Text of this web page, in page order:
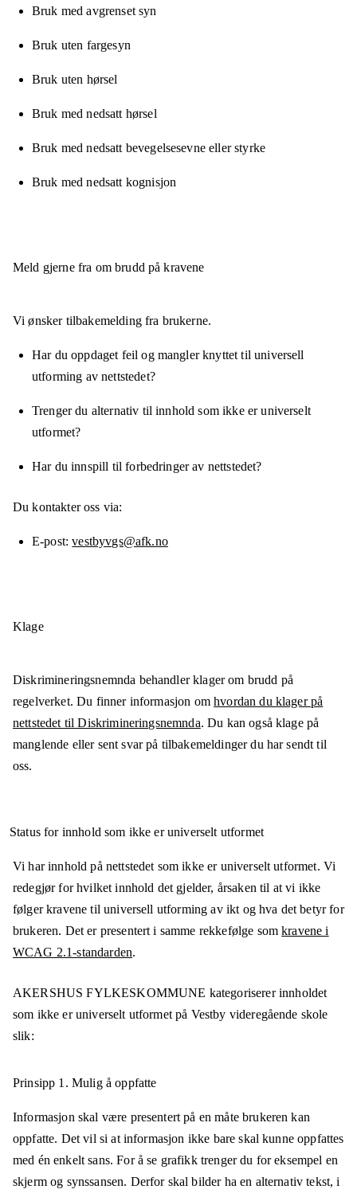
Bruk med avgrenset syn
Bruk uten fargesyn
Bruk uten hørsel
Bruk med nedsatt hørsel
Bruk med nedsatt bevegelsesevne eller styrke
Bruk med nedsatt kognisjon
Meld gjerne fra om brudd på kravene
Vi ønsker tilbakemelding fra brukerne.
Har du oppdaget feil og mangler knyttet til universell
utforming av nettstedet?
Trenger du alternativ til innhold som ikke er universelt
utformet?
Har du innspill til forbedringer av nettstedet?
Du kontakter oss via:
E-post vestbyvgs@afk.no
Klage
Diskrimineringsnemnda behandler klager om brudd på
regelverket. Du finner informasjon omhvordan du klager på
nettstedet til Diskrimineringsnemnda. Du kan også klage på
manglende eller sent svar på tilbakemeldinger du har sendt til
oss.
Status for innhold som ikke er universelt utformet
Vi har innhold på nettstedet som ikke er universelt utformet. Vi
redegjør for hvilket innhold det gjelder, årsaken til at vi ikke
følger kravene til universell utforming av ikt og hva det betyr for
brukeren. Det er presentert i samme rekkefølge somkravene i
WCAG 2.1-standarden.
AKERSHUS FYLKESKOMMUNE kategoriserer innholdet
som ikke er universelt utformet på Vestby videregående skole
slik:
Prinsipp 1. Mulig å oppfatte
Informasjon skal være presentert på en måte brukeren kan
oppfatte. Det vil si at informasjon ikke bare skal kunne oppfattes
med én enkelt sans. For å se grafikk trenger du for eksempel en
skjerm og synssansen. Derfor skal bilder ha en alternativ tekst, i